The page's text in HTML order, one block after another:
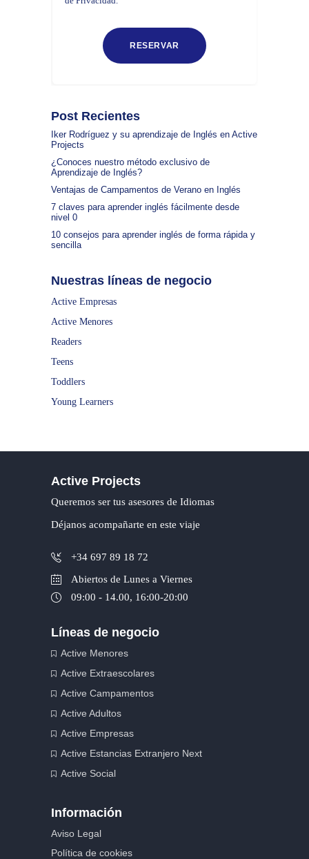
Post Recientes
Iker Rodríguez y su aprendizaje de Inglés en Active
Projects
¿Conoces nuestro método exclusivo de
Aprendizaje de Inglés?
Ventajas de Campamentos de Verano en Inglés
7 claves para aprender inglés fácilmente desde
nivel 0
10 consejos para aprender inglés de forma rápida y
sencilla
Nuestras líneas de negocio
Active Empresas
Active Menores
Readers
Teens
Toddlers
Young Learners
Active Projects
Queremos ser tus asesores de Idiomas
Déjanos acompañarte en este viaje
+34 697 89 18 72
Abiertos de Lunes a Viernes
09:00 - 14.00, 16:00-20:00
Líneas de negocio
Active Menores
Active Extraescolares
Active Campamentos
Active Adultos
Active Empresas
Active Estancias Extranjero Next
Active Social
Información
Aviso Legal
Política de cookies